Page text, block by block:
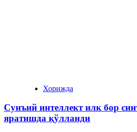
Хорижда
Сунъий интеллект илк бор
яратишда қўлланди